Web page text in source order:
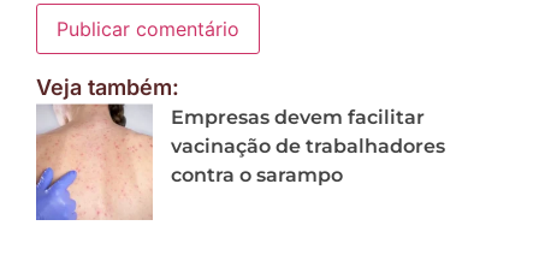
Veja também:
Empresas devem facilitar
vacinação de trabalhadores
contra o sarampo